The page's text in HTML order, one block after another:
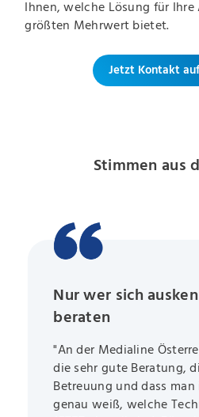
Ihnen, welche Lösung für
größten Mehrwert bietet.
Jetzt Kontakt
Stimmen aus
Nur wer sich
beraten
"An der Medialine
die sehr gute Beratung,
Betreuung und dass man
genau weiß, welche